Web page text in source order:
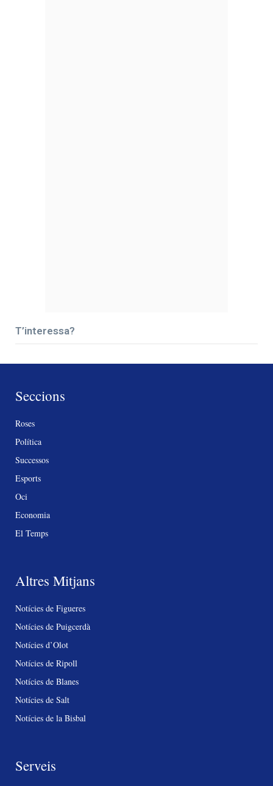
T’interessa?
Seccions
Roses
Política
Successos
Esports
Oci
Economia
El Temps
Altres Mitjans
Notícies de Figueres
Notícies de Puigcerdà
Notícies d’Olot
Notícies de Ripoll
Notícies de Blanes
Notícies de Salt
Notícies de la Bisbal
Serveis